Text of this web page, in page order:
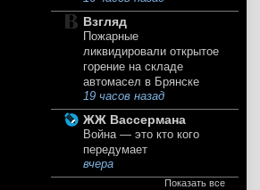
Взгляд
Пожарные
ликвидировали открытое
горение на складе
автомасел в Брянске
19 часов назад
ЖЖ Вассермана
Война — это кто кого
передумает
вчера
Показать все